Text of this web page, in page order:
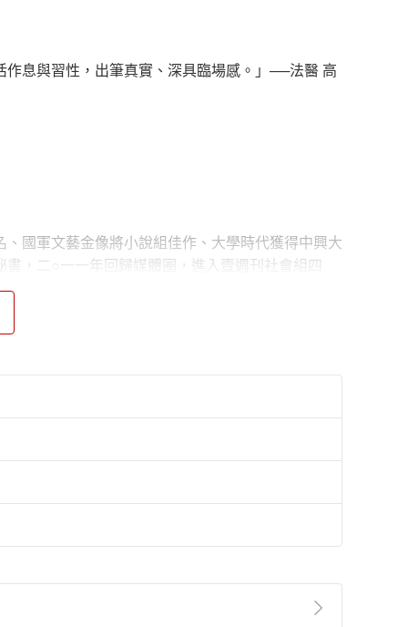
息與習性，出筆真實、深具臨場感。」──法醫 高
國軍文藝金像將小說組佳作、大學時代獲得中興大
，二○一一年回歸媒體圈，進入壹週刊社會組四
隊」，一生隨波逐流，長達十五年與警察朝夕相
者》、《童話世界》、《時代如何轉了彎》、《天